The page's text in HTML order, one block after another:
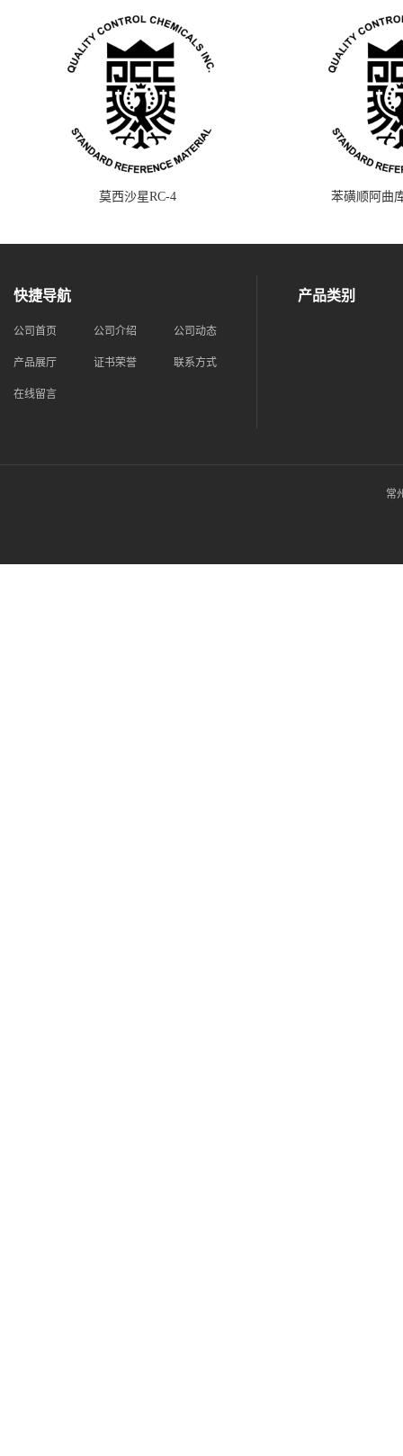
莫西沙星RC-4 苯磺顺阿曲
快捷导航
公司首页 公司介绍 公司动态
产品展厅 证书荣誉 联系方式
在线留言
产品类别
常